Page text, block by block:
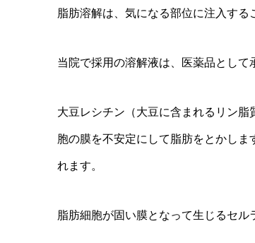
脂肪溶解は、気になる部位に注入す
当院で採用の溶解液は、医薬品として
大豆レシチン（大豆に含まれるリン
胞の膜を不安定にして脂肪をとかし
れます。
脂肪細胞が固い膜となって生じるセル